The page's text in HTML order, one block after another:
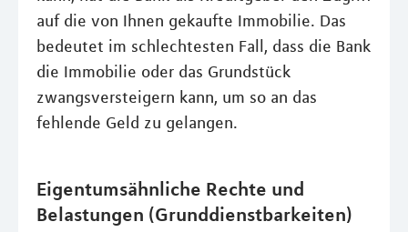
auf die von Ihnen gekaufte Immobilie. Das
bedeutet im schlechtesten Fall, dass die Bank
die Immobilie oder das Grundstück
zwangsversteigern kann, um so an das
fehlende Geld zu gelangen.
Eigentumsähnliche Rechte und
Belastungen (Grunddienstbarkeiten)